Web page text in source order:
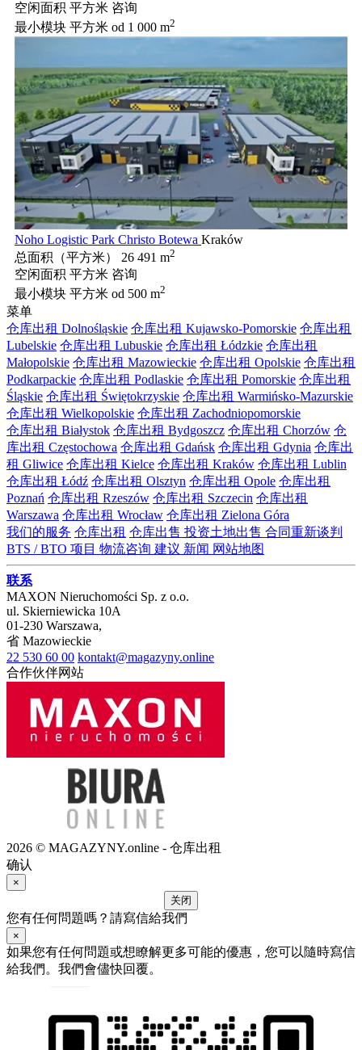
空闲面积 平方米 咨询
最小模块 平方米 od 1 000 m2
Noho Logistic Park Christo Botewa Kraków
总面积（平方米）
26 491 m2
空闲面积 平方米 咨询
最小模块 平方米 od 500 m2
菜单
仓库出租 Dolnośląskie 仓库出租 Kujawsko-Pomorskie 仓库出租
Lubelskie 仓库出租 Lubuskie 仓库出租 Łódzkie 仓库出租
Małopolskie 仓库出租 Mazowieckie 仓库出租 Opolskie 仓库出租
Podkarpackie 仓库出租 Podlaskie 仓库出租 Pomorskie 仓库出租
Śląskie 仓库出租 Świętokrzyskie 仓库出租 Warmińsko-Mazurskie
仓库出租 Wielkopolskie 仓库出租 Zachodniopomorskie
仓库出租 Białystok 仓库出租 Bydgoszcz 仓库出租 Chorzów 仓
库出租 Częstochowa 仓库出租 Gdańsk 仓库出租 Gdynia 仓库出
租 Gliwice 仓库出租 Kielce 仓库出租 Kraków 仓库出租 Lublin
仓库出租 Łódź 仓库出租 Olsztyn 仓库出租 Opole 仓库出租
Poznań 仓库出租 Rzeszów 仓库出租 Szczecin 仓库出租
Warszawa 仓库出租 Wrocław 仓库出租 Zielona Góra
我们的服务 仓库出租 仓库出售 投资土地出售 合同重新谈判
BTS / BTO 项目 物流咨询 建议 新闻 网站地图
联系
MAXON Nieruchomości Sp. z o.o.
ul. Skierniewicka 10A
01-230 Warszawa,
省 Mazowieckie
22 530 60 00 kontakt@magazyny.online
合作伙伴网站
2026 © MAGAZYNY.online - 仓库出租
确认
×
关闭
您有任何問題嗎？請寫信給我們
×
如果您有任何問題或想瞭解更多可能的優惠，您可以隨時寫信
給我們。我們會儘快回覆。